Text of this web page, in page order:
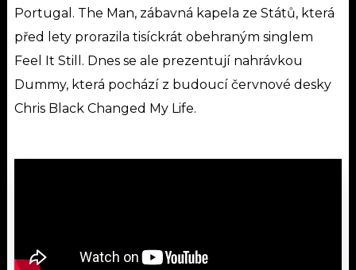
Portugal. The Man, zábavná kapela ze Států, která
před lety prorazila tisíckrát obehraným singlem
Feel It Still. Dnes se ale prezentují nahrávkou
Dummy, která pochází z budoucí červnové desky
Chris Black Changed My Life.